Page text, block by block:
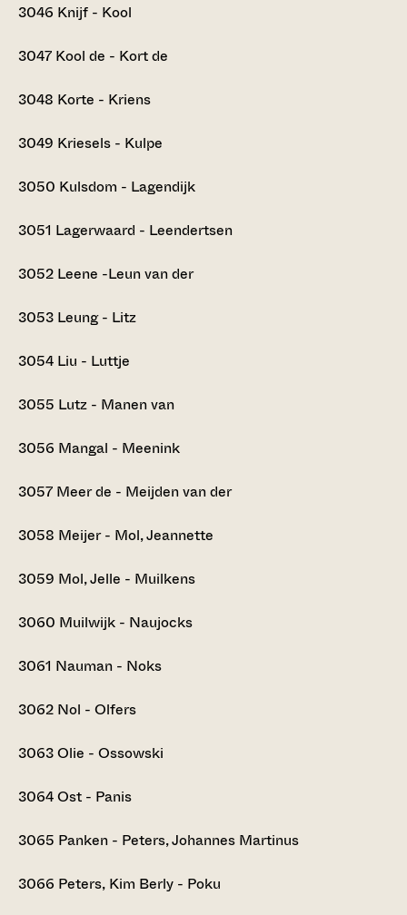
3046 Knijf - Kool
3047 Kool de - Kort de
3048 Korte - Kriens
3049 Kriesels - Kulpe
3050 Kulsdom - Lagendijk
3051 Lagerwaard - Leendertsen
3052 Leene -Leun van der
3053 Leung - Litz
3054 Liu - Luttje
3055 Lutz - Manen van
3056 Mangal - Meenink
3057 Meer de - Meijden van der
3058 Meijer - Mol, Jeannette
3059 Mol, Jelle - Muilkens
3060 Muilwijk - Naujocks
3061 Nauman - Noks
3062 Nol - Olfers
3063Olie - Ossowski
3064Ost - Panis
3065 Panken - Peters, Johannes Martinus
3066 Peters, Kim Berly - Poku